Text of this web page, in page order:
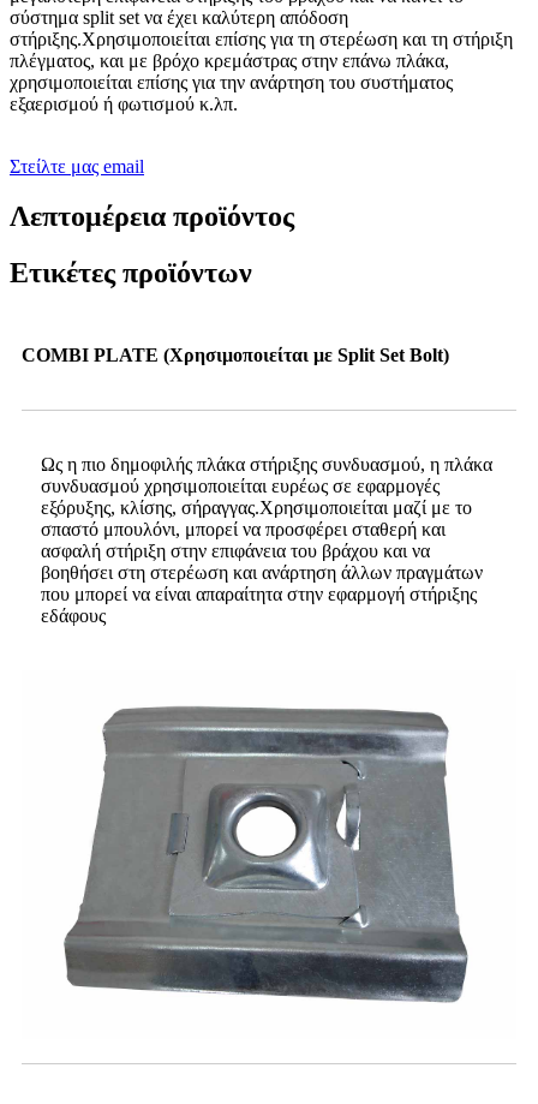
σύστημα split set να έχει καλύτερη απόδοση
στήριξης.Χρησιμοποιείται επίσης για τη στερέωση και τη στήριξη
πλέγματος, και με βρόχο κρεμάστρας στην επάνω πλάκα,
χρησιμοποιείται επίσης για την ανάρτηση του συστήματος
εξαερισμού ή φωτισμού κ.λπ.
Στείλτε μας email
Λεπτομέρεια προϊόντος
Ετικέτες προϊόντων
COMBI PLATE (Χρησιμοποιείται με Split Set Bolt)
Ως η πιο δημοφιλής πλάκα στήριξης συνδυασμού, η πλάκα
συνδυασμού χρησιμοποιείται ευρέως σε εφαρμογές
εξόρυξης, κλίσης, σήραγγας.Χρησιμοποιείται μαζί με το
σπαστό μπουλόνι, μπορεί να προσφέρει σταθερή και
ασφαλή στήριξη στην επιφάνεια του βράχου και να
βοηθήσει στη στερέωση και ανάρτηση άλλων πραγμάτων
που μπορεί να είναι απαραίτητα στην εφαρμογή στήριξης
εδάφους